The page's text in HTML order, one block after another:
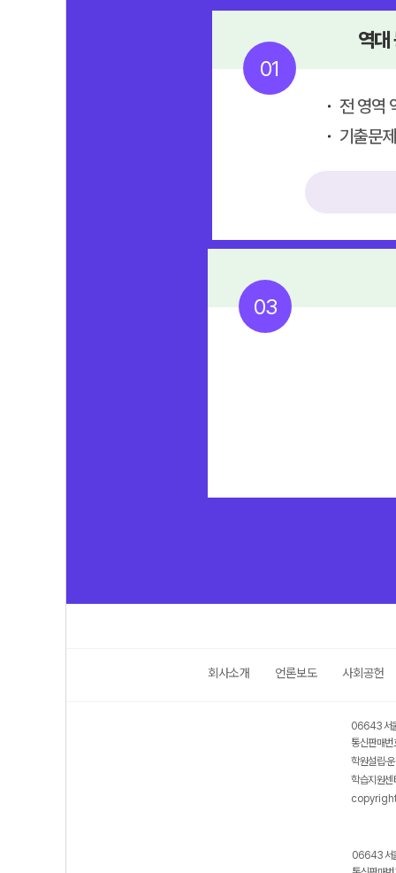
01
역대
전 영역
기출문
03
회사소개 언론보도 사회공헌
06643 서
통신판매
학원설립·
학습지원
06643 서